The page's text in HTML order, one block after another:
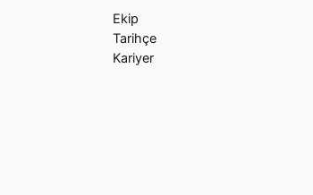
Ekip
Tarihçe
Kariyer